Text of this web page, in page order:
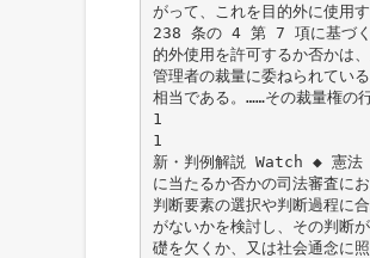
がって、これを目的外に使用
238 条の 4 第 7 項に基づく
的外使用を許可するか否かは
管理者の裁量に委ねられてい
相当である。……その裁量権の
1
1
新・判例解説 Watch ◆ 憲
に当たるか否かの司法審査に
判断要素の選択や判断過程に
がないかを検討し、その判断
礎を欠くか、又は社会通念に